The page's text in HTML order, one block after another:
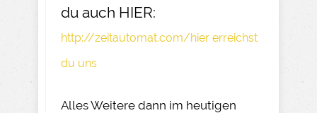
du auch HIER:
http://zeitautomat.com/hier erreichst
du uns
Alles Weitere dann im heutigen